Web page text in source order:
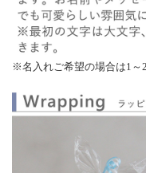
※名入れご希望の場合は1～